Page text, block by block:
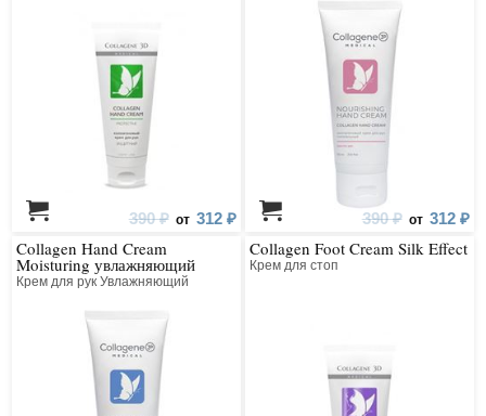
390 ₽ от 312 ₽ 390 ₽ от 312 ₽
Collagen Hand Cream
Moisturing увлажняющий
Крем для рук Увлажняющий
Collagen Foot Cream Silk Effect
Крем для стоп